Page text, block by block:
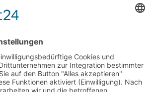
Cookie-Einstellungen
Häufig gesucht
Kontakt